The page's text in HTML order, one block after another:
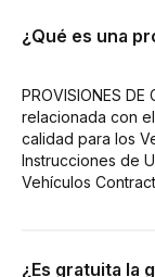
¿Qué es una
PROVISIONES
relacionada con
calidad para los
Instrucciones de
Vehículos
¿Es gratuita la